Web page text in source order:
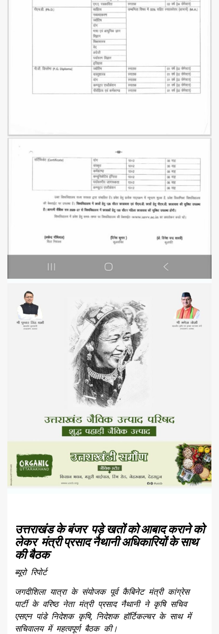
उत्तराखंड के बंजर पड़े खतों को आबाद कराने को
लेकर मंत्री प्रसाद नैथानी अधिकारियों के साथ
की बैठक
ब्यूरो रिपोर्ट
जगदीशिला यात्रा के संयोजक पूर्व कैबिनेट मंत्री कांग्रेस
पार्टी के वरिष्ठ नेता मंत्री प्रसाद नैथानी ने कृषि सचिव
एसएन पांडे निदेशक कृषि, निदेशक हॉर्टिकल्चर के साथ में
सचिवालय में महत्वपूर्ण बैठक की।